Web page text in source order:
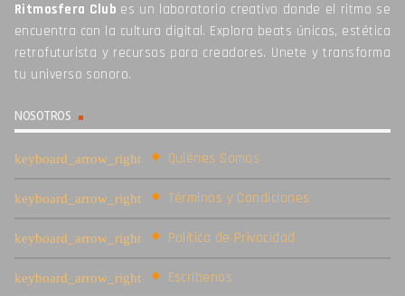
Ritmosfera Club es un laboratorio creativo donde el ritmo se
encuentra con la cultura digital. Explora beats únicos, estética
retrofuturista y recursos para creadores. Unete y transforma
tu universo sonoro.
NOSOTROS
Quiénes Somos
Términos y Condiciones
Política de Privacidad
Escríbenos